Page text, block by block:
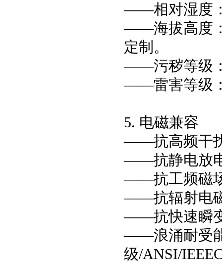
——相对湿度
——海拔高度：
定制。
——污秽等级
——雷害等级
5. 电磁兼容
——抗高频干扰
——抗静电放电
——抗工频磁
——抗辐射电磁
——抗快速瞬变
——浪涌耐受能
级/ANSI/